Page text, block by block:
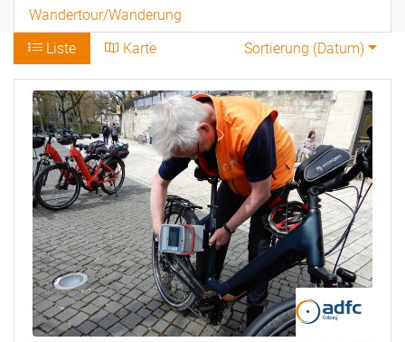
Wandertour/Wanderung
Liste
Karte Sortierung (Datum)